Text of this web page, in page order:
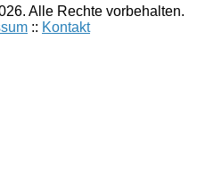
Alle Rechte vorbehalten.
:: Kontakt